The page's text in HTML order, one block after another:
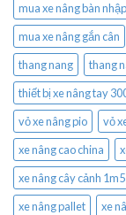
mua xe nâng bàn
mua xe nâng gắn cân
thang nang
thang
thiết bị xe nâng tay
vỏ xe nâng pio
vỏ
xe nâng cao china
xe nâng cây cảnh 1m5
xe nâng pallet
xe